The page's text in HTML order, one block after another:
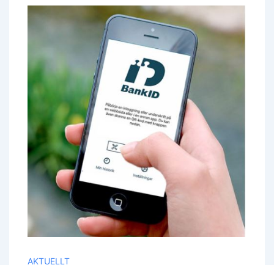
Hus
Torsdagen
2026
Kl.13.00.
AKTUELLT